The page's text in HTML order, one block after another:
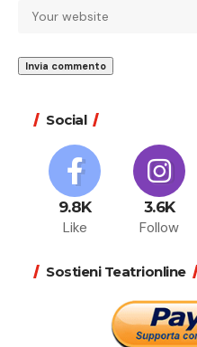
Social
9.8K
Like
3.6K
Follow
Sostieni Teatrionline